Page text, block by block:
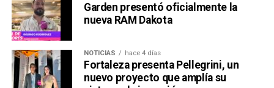
Garden presentó oficialmente la
nueva RAM Dakota
NOTICIAS hace 4 días
Fortaleza presenta Pellegrini, un
nuevo proyecto que amplía su